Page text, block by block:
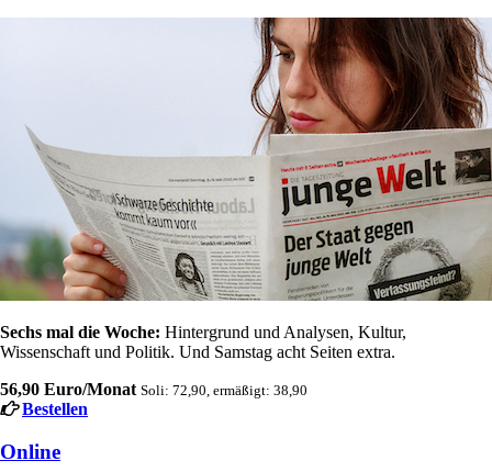
Sechs mal die Woche: Hintergrund und Analysen, Kultur,
Wissenschaft und Politik. Und Samstag acht Seiten extra.
56,90 Euro/Monat Soli: 72,90, ermäßigt: 38,90
Bestellen
Online